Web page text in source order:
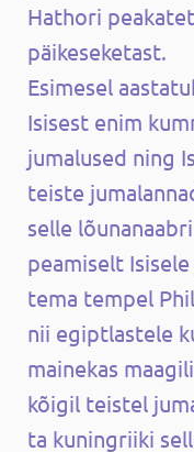
Hathori
päikeseketast.
Esimesel
Isisest enim
jumalused ning
teiste
selle
peamiselt
tema tempel
nii egiptlastele
mainekas
kõigil teistel
ta kuningriiki